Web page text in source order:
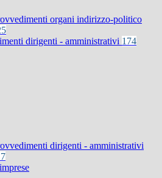
organi indirizzo-politico
dirigenti - amministrativi 174
dirigenti - amministrativi